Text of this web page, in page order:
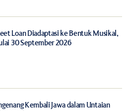
by email.
Loan Diadaptasi ke Bentuk Musikal,
30 September 2026
Kembali Jawa dalam Untaian